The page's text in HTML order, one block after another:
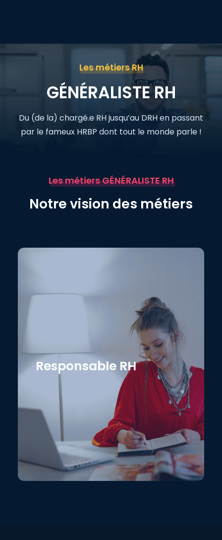
Candidats
Inside Joomy
La communauté RH
Ressources
Podcast NO BULLSHIT
Blog RH
Étude de rémunération
Nous contacter
Les métiers RH
GÉNÉRALISTE RH
Du (de la) chargé.e RH jusqu’au DRH en passant
par le fameux HRBP dont tout le monde parle !
Les métiers GÉNÉRALISTE RH
Notre vision des métiers
Responsable RH